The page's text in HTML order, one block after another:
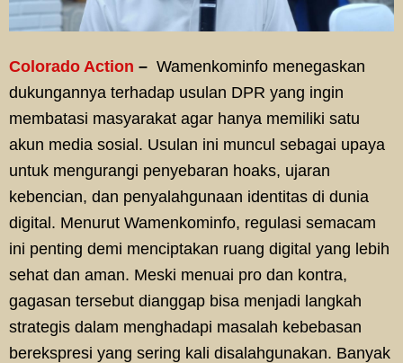
Colorado Action – Wamenkominfo menegaskan
dukungannya terhadap usulan DPR yang ingin
membatasi masyarakat agar hanya memiliki satu
akun media sosial. Usulan ini muncul sebagai upaya
untuk mengurangi penyebaran hoaks, ujaran
kebencian, dan penyalahgunaan identitas di dunia
digital. Menurut Wamenkominfo, regulasi semacam
ini penting demi menciptakan ruang digital yang lebih
sehat dan aman. Meski menuai pro dan kontra,
gagasan tersebut dianggap bisa menjadi langkah
strategis dalam menghadapi masalah kebebasan
berekspresi yang sering kali disalahgunakan. Banyak